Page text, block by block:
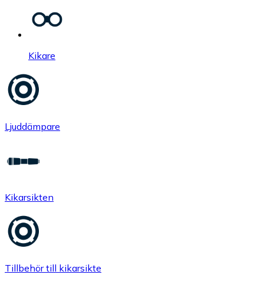
Kikare
Ljuddämpare
Kikarsikten
Tillbehör till kikarsikte